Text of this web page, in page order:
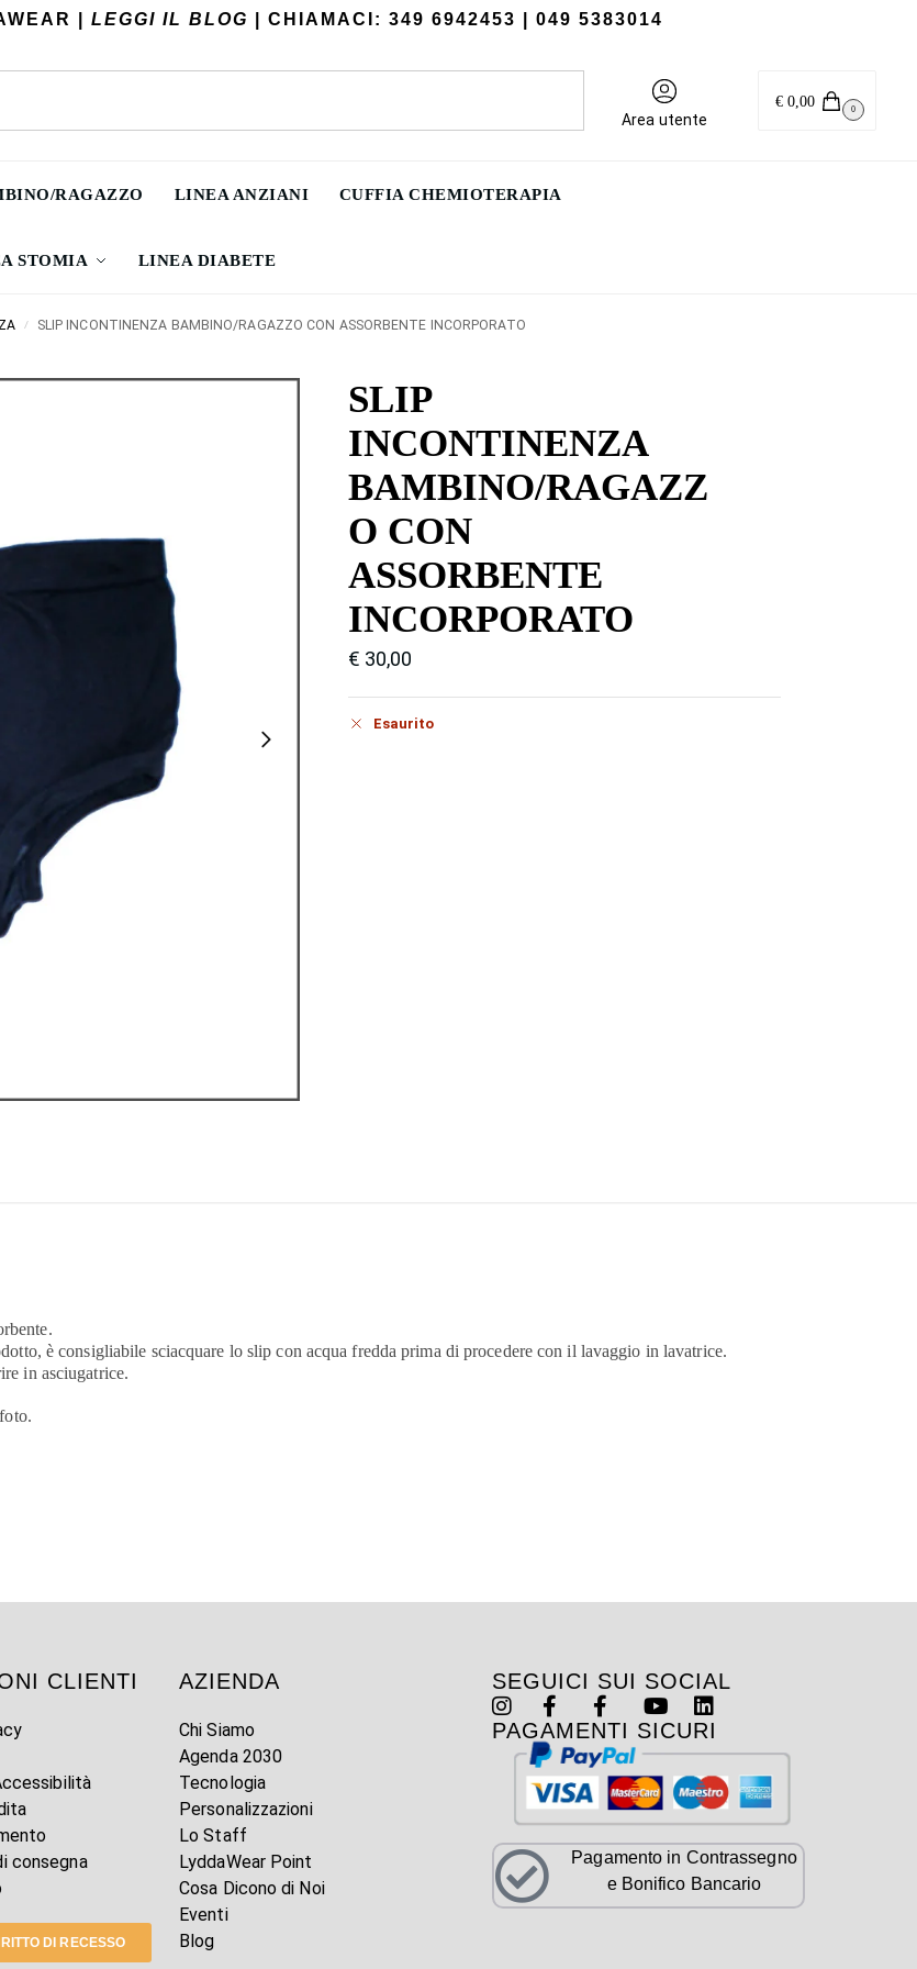
| LEGGI IL BLOG | CHIAMACI: 349 6942453 | 049 5383014
Area utente
€0,00 0
RAGAZZO LINEA ANZIANI CUFFIA CHEMIOTERAPIA
STOMIA LINEA DIABETE
/ SLIP INCONTINENZA BAMBINO/RAGAZZO CON ASSORBENTE INCORPORATO
SLIP
INCONTINENZA
BAMBINO/RAGAZZ
O CON
ASSORBENTE
INCORPORATO
€ 30,00
Esaurito
è consigliabile sciacquare lo slip con acqua fredda prima di procedere con il lavaggio in lavatrice.
in asciugatrice.
CLIENTI
consegna
DI RECESSO
AZIENDA
Chi Siamo
Agenda 2030
Tecnologia
Personalizzazioni
Lo Staff
LyddaWear Point
Cosa Dicono di Noi
Eventi
Blog
SEGUICI SUI SOCIAL
PAGAMENTI SICURI
Pagamento in Contrassegno
e Bonifico Bancario